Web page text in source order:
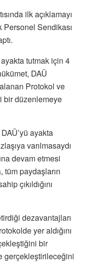
ilk açıklamayı
Sendikası
tutmak için 4
DAÜ
Protokol ve
bir düzenlemeye
ayakta
varılmasaydı
devam etmesi
tüm paydaşların
çıkıldığını
dezavantajları
yer aldığını
bir
gerçekleştirileceğini